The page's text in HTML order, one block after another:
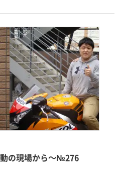
の現場から～№276